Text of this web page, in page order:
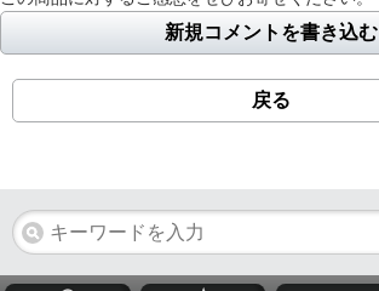
新規コメントを書き込む
戻る